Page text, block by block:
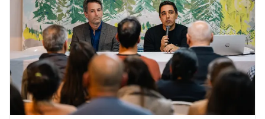
Docentes y Capacitadores
Delegaciones
Normativa
Accesos directos